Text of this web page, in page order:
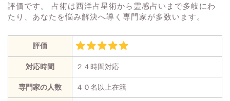
評価です。 占術は西洋占星術から霊感占いまで多岐にわ
たり、あなたを悩み解決へ導く専門家が多数います。
評価
対応時間 ２４時間対応
専門家の人数 ４０名以上在籍